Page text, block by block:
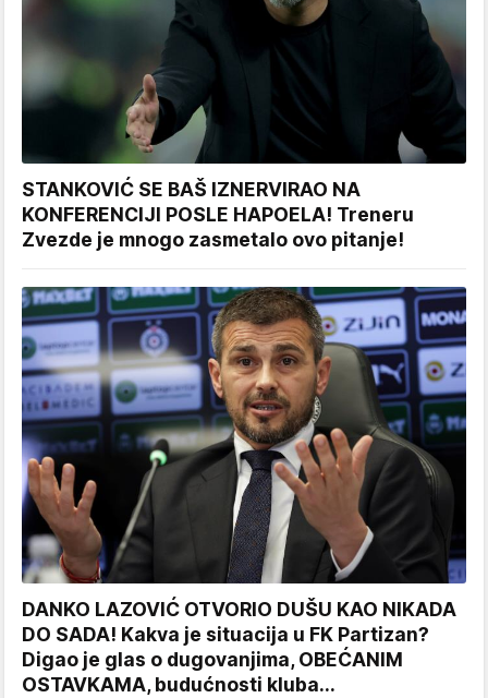
STANKOVIĆ SE BAŠ IZNERVIRAO NA
KONFERENCIJI POSLE HAPOELA! Treneru
Zvezde je mnogo zasmetalo ovo pitanje!
DANKO LAZOVIĆ OTVORIO DUŠU KAO NIKADA
DO SADA! Kakva je situacija u FK Partizan?
Digao je glas o dugovanjima, OBEĆANIM
OSTAVKAMA, budućnosti kluba...